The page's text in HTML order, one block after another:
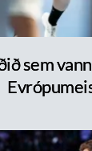
sem